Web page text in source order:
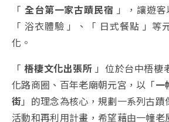
「 全台第一家古蹟民宿 」，讓遊
「 浴衣體驗 」、「 日式餐點 」等
化。
「梧棲文化出張所 」位於台中梧棲
化路商圈、百年老廟朝元宮，以「一
街」的理念為核心，規劃一系列古
活動和再利用計畫，希望藉由一幢